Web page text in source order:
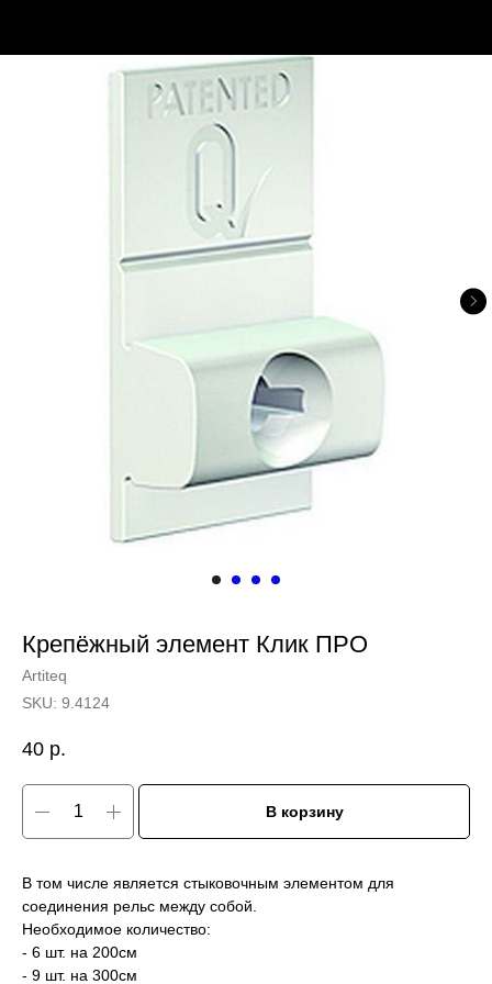
Крепёжный элемент Клик ПРО
Artiteq
SKU: 9.4124
40 р.
В корзину
В том числе является стыковочным элементом для
соединения рельс между собой.
Необходимое количество:
- 6 шт. на 200см
- 9 шт. на 300см